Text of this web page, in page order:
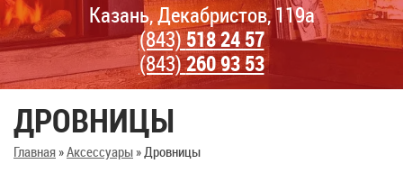
Казань, Декабристов, 119а
(843)518 24 57
(843)260 93 53
ДРОВНИЦЫ
Главная»Аксессуары»Дровницы